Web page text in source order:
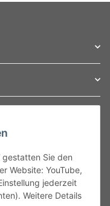
gestatten Sie den
Website: YouTube,
jederzeit
Weitere Details